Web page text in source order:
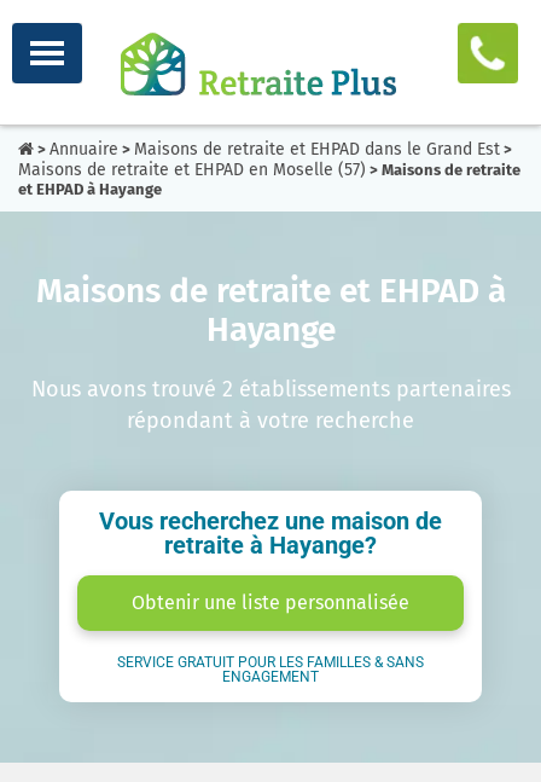
> Annuaire > Maisons de retraite et EHPAD dans le Grand Est >
Maisons de retraite et EHPAD en Moselle (57) > Maisons de retraite
et EHPAD à Hayange
Maisons de retraite et EHPAD à
Hayange
Nous avons trouvé 2 établissements partenaires
répondant à votre recherche
Vous recherchez une maison de
retraite à Hayange?
Obtenir une liste personnalisée
SERVICE GRATUIT POUR LES FAMILLES & SANS
ENGAGEMENT